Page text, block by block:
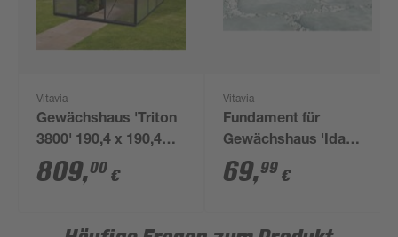
Vitavia
Gewächshaus 'Triton
3800' 190,4 x 190,4
cm mit 4 mm
Hohlkammerplatten
809,00 €
Vitavia
Fundament für
Gewächshaus 'Ida
900' schwarz
69,99 €